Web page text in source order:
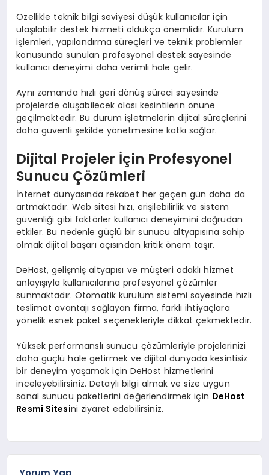
Özellikle teknik bilgi seviyesi düşük kullanıcılar için
ulaşılabilir destek hizmeti oldukça önemlidir. Kurulum
işlemleri, yapılandırma süreçleri ve teknik problemler
konusunda sunulan profesyonel destek sayesinde
kullanıcı deneyimi daha verimli hale gelir.
Aynı zamanda hızlı geri dönüş süreci sayesinde
projelerde oluşabilecek olası kesintilerin önüne
geçilmektedir. Bu durum işletmelerin dijital süreçlerini
daha güvenli şekilde yönetmesine katkı sağlar.
Dijital Projeler İçin Profesyonel
Sunucu Çözümleri
İnternet dünyasında rekabet her geçen gün daha da
artmaktadır. Web sitesi hızı, erişilebilirlik ve sistem
güvenliği gibi faktörler kullanıcı deneyimini doğrudan
etkiler. Bu nedenle güçlü bir sunucu altyapısına sahip
olmak dijital başarı açısından kritik önem taşır.
DeHost, gelişmiş altyapısı ve müşteri odaklı hizmet
anlayışıyla kullanıcılarına profesyonel çözümler
sunmaktadır. Otomatik kurulum sistemi sayesinde hızlı
teslimat avantajı sağlayan firma, farklı ihtiyaçlara
yönelik esnek paket seçenekleriyle dikkat çekmektedir.
Yüksek performanslı sunucu çözümleriyle projelerinizi
daha güçlü hale getirmek ve dijital dünyada kesintisiz
bir deneyim yaşamak için DeHost hizmetlerini
inceleyebilirsiniz. Detaylı bilgi almak ve size uygun
sanal sunucu paketlerini değerlendirmek için DeHost
Resmi Sitesini ziyaret edebilirsiniz.